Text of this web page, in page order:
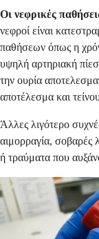
Οι νεφρικές
νεφροί είναι
παθήσεων όπως η
υψηλή αρτηριακή
την ουρία
αποτέλεσμα και
Άλλες λιγότερο
αιμορραγία, σοβαρές
ή τραύματα που